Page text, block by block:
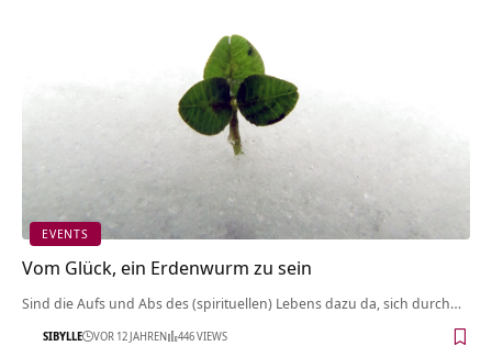
EVENTS
Vom Glück, ein Erdenwurm zu sein
Sind die Aufs und Abs des (spirituellen) Lebens dazu da, sich durch…
SIBYLLE VOR 12 JAHREN 446 VIEWS